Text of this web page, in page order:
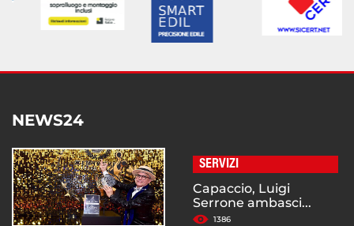
NEWS24
SERVIZI
Capaccio, Luigi
Serrone ambasci...
1386